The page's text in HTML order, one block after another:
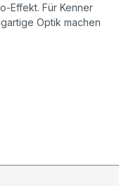
Effekt. Für Kenner
Optik machen